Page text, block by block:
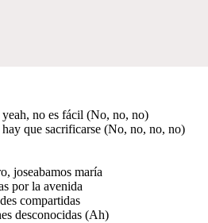
no es fácil (No, no, no)
que sacrificarse (No, no, no, no)
joseabamos maría
por la avenida
compartidas
desconocidas (Ah)